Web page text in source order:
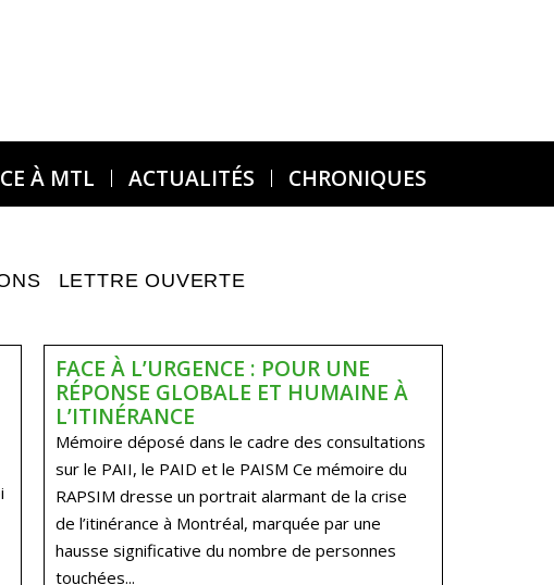
À MTL ACTUALITÉS CHRONIQUES
LETTRE OUVERTE
FACE À L’URGENCE : POUR UNE
RÉPONSE GLOBALE ET HUMAINE À
L’ITINÉRANCE
Mémoire déposé dans le cadre des consultations
sur le PAII, le PAID et le PAISM Ce mémoire du
RAPSIM dresse un portrait alarmant de la crise
de l’itinérance à Montréal, marquée par une
hausse significative du nombre de personnes
touchées...